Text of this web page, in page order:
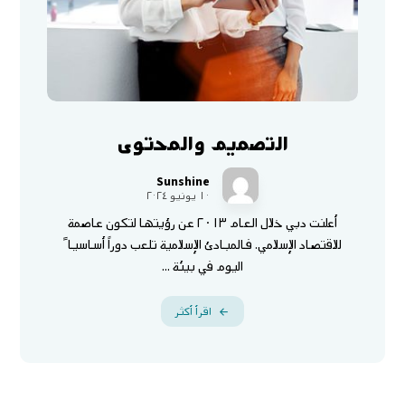
التصميم والمحتوى
Sunshine
١٠ يونيو ٢٠٢٤
أعلنت دبي خلال العام ٢٠١٣ عن رؤيتها لتكون عاصمة
للاقتصاد الإسلامي. فالمبادئ الإسلامية تلعب دوراً أساسيا ً
اليوم في بيئة ...
اقرأ أكثر